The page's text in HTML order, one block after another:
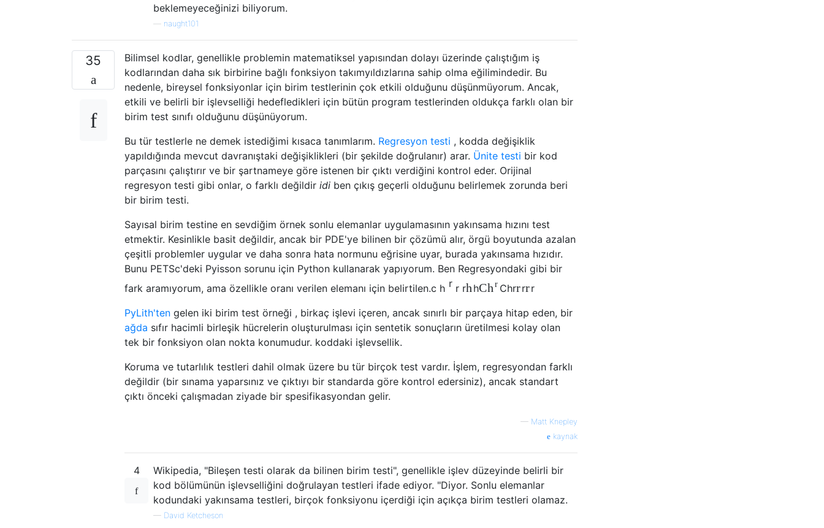
beklemeyeceğinizi biliyorum.
naught101
35
Bilimsel kodlar, genellikle problemin matematiksel yapısından dolayı üzerinde çalıştığım iş
kodlarından daha sık birbirine bağlı fonksiyon takımyıldızlarına sahip olma eğilimindedir. Bu
nedenle, bireysel fonksiyonlar için birim testlerinin çok etkili olduğunu düşünmüyorum. Ancak,
etkili ve belirli bir işlevselliği hedefledikleri için bütün program testlerinden oldukça farklı olan bir
birim test sınıfı olduğunu düşünüyorum.
Bu tür testlerle ne demek istediğimi kısaca tanımlarım. Regresyon testi , kodda değişiklik
yapıldığında mevcut davranıştaki değişiklikleri (bir şekilde doğrulanır) arar. Ünite testi bir kod
parçasını çalıştırır ve bir şartnameye göre istenen bir çıktı verdiğini kontrol eder. Orijinal
regresyon testi gibi onlar, o farklı değildir idi ben çıkış geçerli olduğunu belirlemek zorunda beri
bir birim testi.
Sayısal birim testine en sevdiğim örnek sonlu elemanlar uygulamasının yakınsama hızını test
etmektir. Kesinlikle basit değildir, ancak bir PDE'ye bilinen bir çözümü alır, örgü boyutunda azalan
çeşitli problemler uygular ve daha sonra hata normunu eğrisine uyar, burada yakınsama hızıdır.
Bunu PETSc'deki Pyisson sorunu için Python kullanarak yapıyorum. Ben Regresyondaki gibi bir
fark aramıyorum, ama özellikle oranı verilen elemanı için belirtilen.c h r r rh hCh r Chrrrrr
PyLith'ten gelen iki birim test örneği , birkaç işlevi içeren, ancak sınırlı bir parçaya hitap eden, bir
ağda sıfır hacimli birleşik hücrelerin oluşturulması için sentetik sonuçların üretilmesi kolay olan
tek bir fonksiyon olan nokta konumudur. koddaki işlevsellik.
Koruma ve tutarlılık testleri dahil olmak üzere bu tür birçok test vardır. İşlem, regresyondan farklı
değildir (bir sınama yaparsınız ve çıktıyı bir standarda göre kontrol edersiniz), ancak standart
çıktı önceki çalışmadan ziyade bir spesifikasyondan gelir.
— Matt Knepley
kaynak
4
Wikipedia, "Bileşen testi olarak da bilinen birim testi", genellikle işlev düzeyinde belirli bir
kod bölümünün işlevselliğini doğrulayan testleri ifade ediyor. "Diyor. Sonlu elemanlar
kodundaki yakınsama testleri, birçok fonksiyonu içerdiği için açıkça birim testleri olamaz.
— David Ketcheson